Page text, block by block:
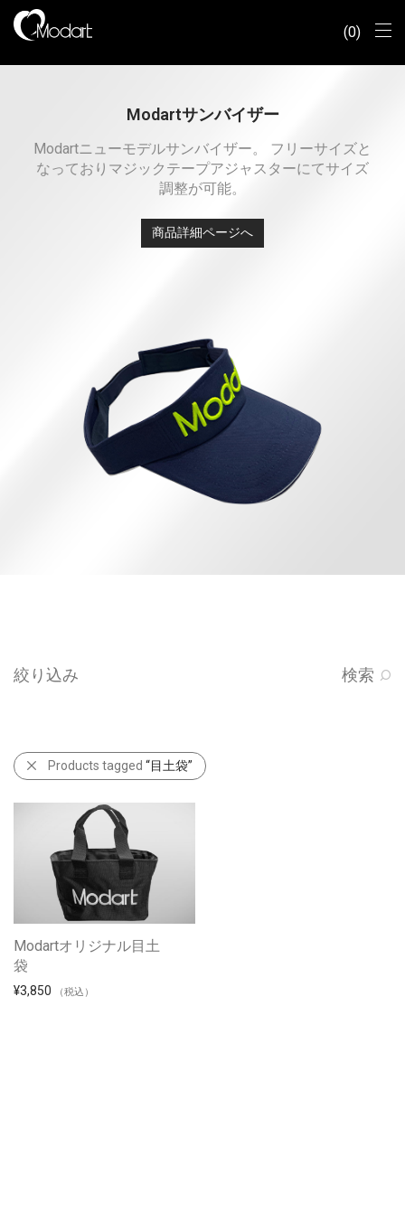
0
Modartサンバイザー
Modartニューモデルサンバイザー。 フリーサイズと
なっておりマジックテープアジャスターにてサイズ
調整が可能。
商品詳細ページへ
絞り込み 検索
Products tagged “目土袋”
Modartオリジナル目土
袋
¥3,850 （税込）